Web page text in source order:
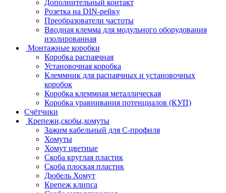
Дополнительный контакт
Розетка на DIN-рейку
Преобразователи частоты
Вводная клемма для модульного оборудования
изолированная
Монтажные коробки
Коробка распаячная
Установочная коробка
Клеммник для распаячных и установочных
коробок
Коробка клеммная металлическая
Коробка уравнивания потенциалов (КУП)
Счётчики
Крепежи,скобы,хомуты
Зажим кабельный для С-профиля
Хомуты
Хомут цветные
Скоба круглая пластик
Скоба плоская пластик
Дюбель Хомут
Крепеж клипса